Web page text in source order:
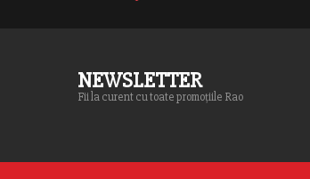
NEWSLETTER
Fii la curent cu toate promoțiile Rao